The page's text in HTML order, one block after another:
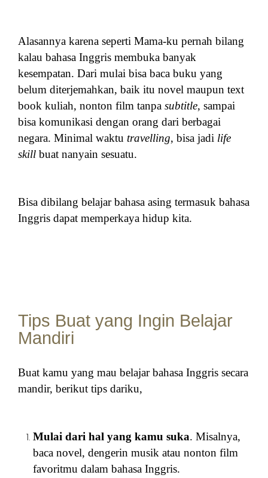
Alasannya karena seperti Mama-ku pernah bilang
kalau bahasa Inggris membuka banyak
kesempatan. Dari mulai bisa baca buku yang
belum diterjemahkan, baik itu novel maupun text
book kuliah, nonton film tanpa subtitle, sampai
bisa komunikasi dengan orang dari berbagai
negara. Minimal waktu travelling, bisa jadi life
skill buat nanyain sesuatu.
Bisa dibilang belajar bahasa asing termasuk bahasa
Inggris dapat memperkaya hidup kita.
Tips Buat yang Ingin Belajar
Mandiri
Buat kamu yang mau belajar bahasa Inggris secara
mandir, berikut tips dariku,
Mulai dari hal yang kamu suka. Misalnya,
baca novel, dengerin musik atau nonton film
favoritmu dalam bahasa Inggris.